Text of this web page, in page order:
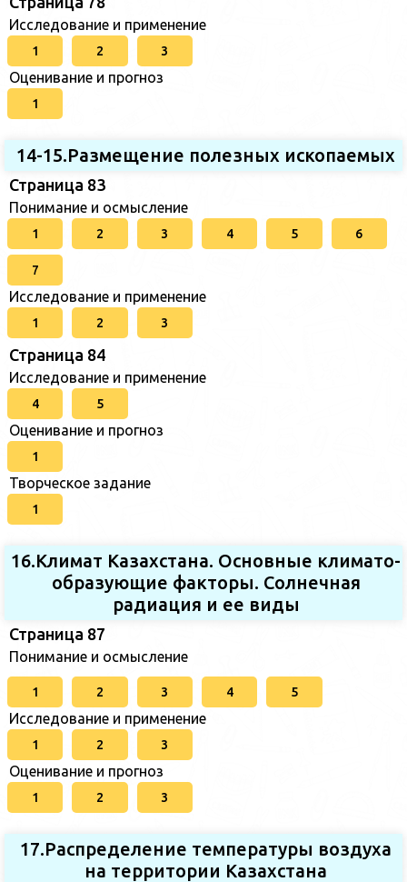
Исследование и применение
1 2 3
Оценивание и прогноз
1
14-15.Размещение полезных ископаемых
Страница 83
Понимание и осмысление
1 2 3 4 5 6
7
Исследование и применение
1 2 3
Страница 84
Исследование и применение
4 5
Оценивание и прогноз
1
Творческое задание
1
16.Климат Казахстана. Основные климато-
образующие факторы. Солнечная
радиация и ее виды
Страница 87
Понимание и осмысление
1 2 3 4 5
Исследование и применение
1 2 3
Оценивание и прогноз
1 2 3
17.Распределение температуры воздуха
на территории Казахстана